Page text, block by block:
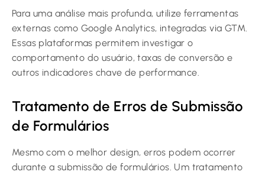
Para uma análise mais profunda, utilize ferramentas
externas como Google Analytics, integradas via GTM.
Essas plataformas permitem investigar o
comportamento do usuário, taxas de conversão e
outros indicadores chave de performance.
Tratamento de Erros de Submissão
de Formulários
Mesmo com o melhor design, erros podem ocorrer
durante a submissão de formulários. Um tratamento